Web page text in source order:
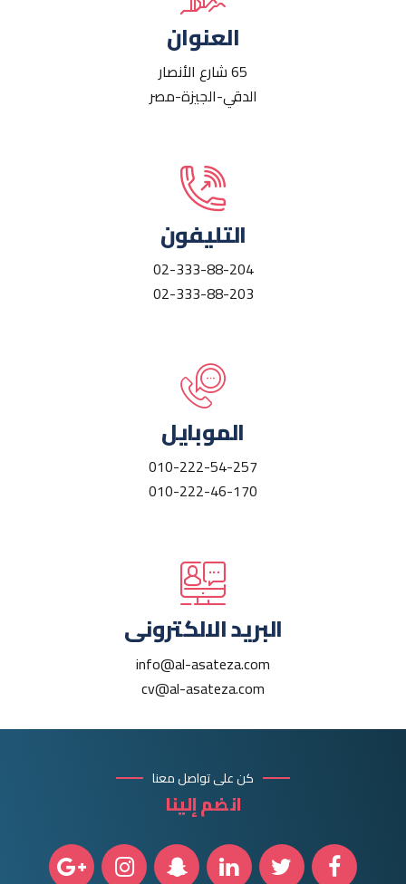
العنوان
65 شارع الأنصار
الدقي-الجيزة-مصر
التليفون
02-333-88-204
02-333-88-203
الموبايل
010-222-54-257
010-222-46-170
البريد الالكترونى
info@al-asateza.com
cv@al-asateza.com
كن على تواصل معنا
انضم إلينا